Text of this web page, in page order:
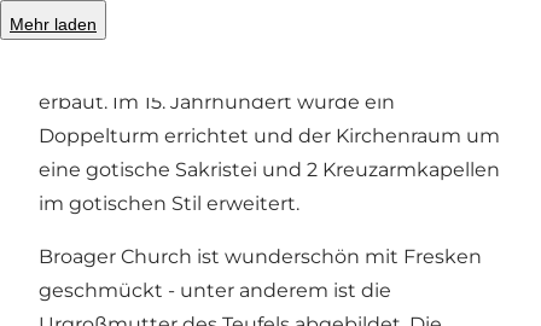
Mehr laden
Die ursprüngliche Kirche in Broager wurde 1209
erbaut. Im 15. Jahrhundert wurde ein
Doppelturm errichtet und der Kirchenraum um
eine gotische Sakristei und 2 Kreuzarmkapellen
im gotischen Stil erweitert.
Broager Church ist wunderschön mit Fresken
geschmückt - unter anderem ist die